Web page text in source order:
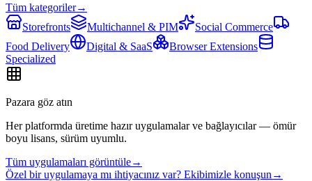
Tüm kategoriler→
Storefronts
Multichannel & PIM
Social Commerce
Food Delivery
Digital & SaaS
Browser Extensions
Specialized
Pazara göz atın
Her platformda üretime hazır uygulamalar ve bağlayıcılar — ömür
boyu lisans, sürüm uyumlu.
Tüm uygulamaları görüntüle→
Özel bir uygulamaya mı ihtiyacınız var? Ekibimizle konuşun →